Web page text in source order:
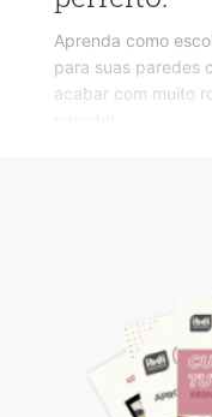
Aprenda como
para suas paredes
acabar com muito